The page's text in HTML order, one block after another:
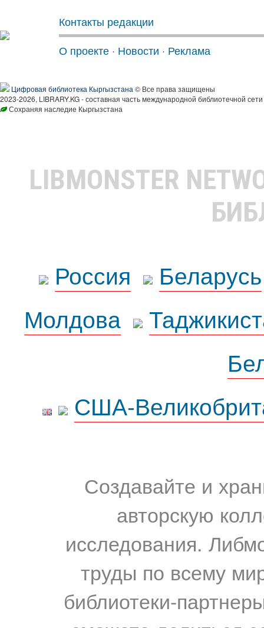
Контакты редакции
О проекте · Новости · Реклама
Цифровая библиотека Кыргызстана © Все права защищены
2023-2026, LIBRARY.KG - составная часть международной библиотечной
Сохраняя наследие Кыргызстана
LIBMONSTER
Россия
Беларусь
Молдова
США-
Создавайте и
авторскую
исследования.
труды по всему
библиотеки-